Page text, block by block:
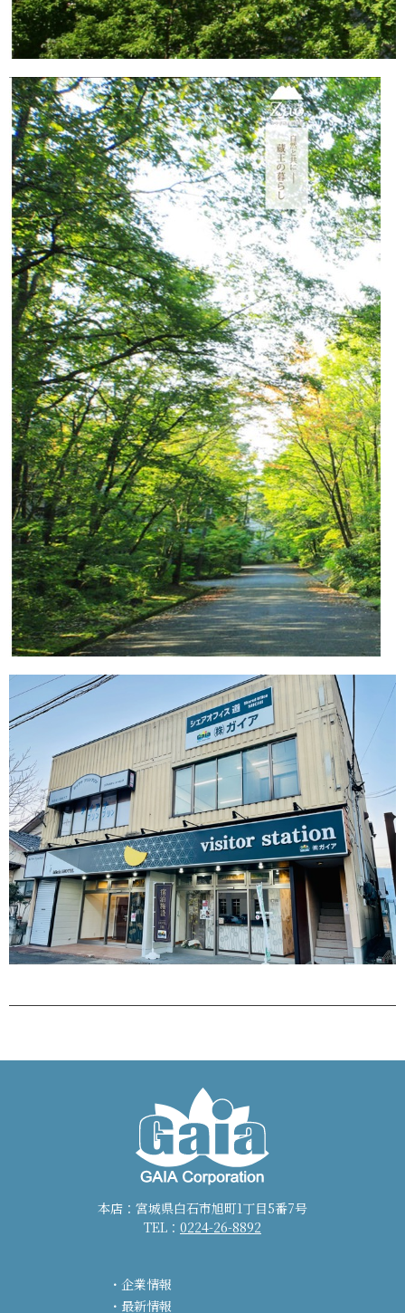
本店：宮城県白石市旭町1丁目5番7号
TEL： 0224-26-8892
企業情報
最新情報